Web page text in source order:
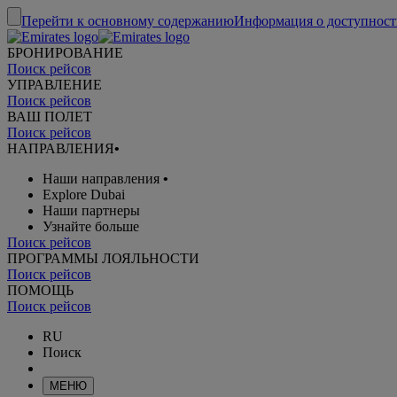
Перейти к основному содержаниюИнформация о
БРОНИРОВАНИЕ
Поиск рейсов
УПРАВЛЕНИЕ
Поиск рейсов
ВАШ ПОЛЕТ
Поиск рейсов
НАПРАВЛЕНИЯ•
Наши направления •
Explore Dubai
Наши партнеры
Узнайте больше
Поиск рейсов
ПРОГРАММЫ ЛОЯЛЬНОСТИ
Поиск рейсов
ПОМОЩЬ
Поиск рейсов
RU
Поиск
МЕНЮ